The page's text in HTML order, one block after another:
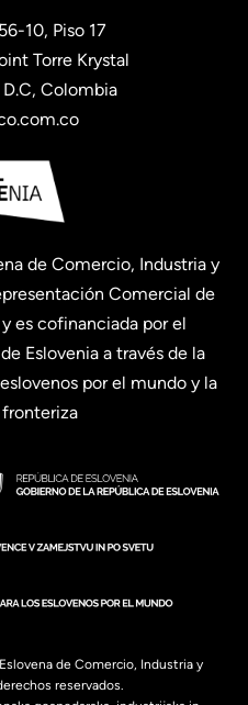
10, Piso 17
Torre Krystal
D.C, Colombia
de Comercio, Industria y
Comercial de
es cofinanciada por el
Eslovenia a través de la
por el mundo y la
de Comercio, Industria y
reservados.